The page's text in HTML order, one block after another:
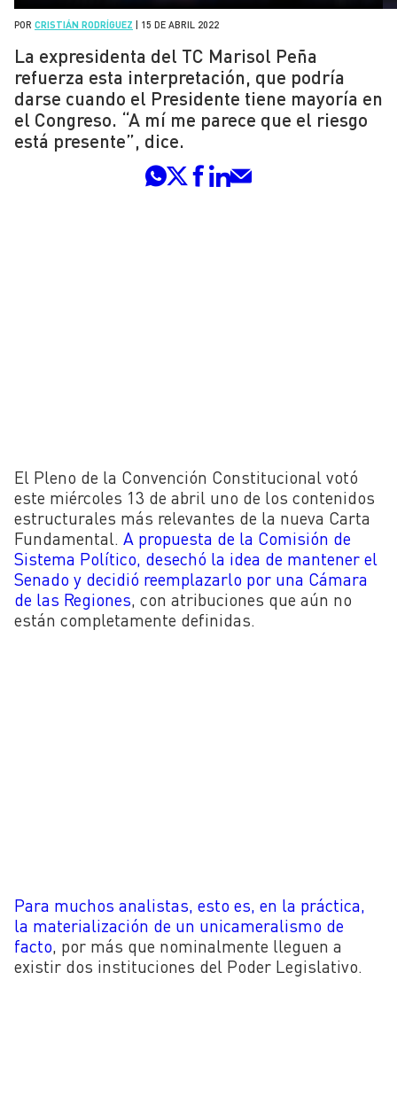
POR CRISTIÁN RODRÍGUEZ 15 DE ABRIL 2022
La expresidenta del TC Marisol Peña
refuerza esta interpretación, que podría
darse cuando el Presidente tiene mayoría en
el Congreso. “A mí me parece que el riesgo
está presente”, dice.
El Pleno de la Convención Constitucional votó
este miércoles 13 de abril uno de los contenidos
estructurales más relevantes de la nueva Carta
Fundamental. A propuesta de la Comisión de
Sistema Político, desechó la idea de mantener el
Senado y decidió reemplazarlo por una Cámara
de las Regiones , con atribuciones que aún no
están completamente definidas.
Para muchos analistas, esto es, en la práctica,
la materialización de un unicameralismo de
facto, por más que nominalmente lleguen a
existir dos instituciones del Poder Legislativo.